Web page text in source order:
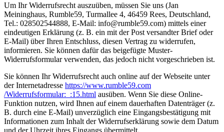
Um Ihr Widerrufsrecht auszuüben, müssen Sie uns (Jan
Meininghaus, Rumble59, Turmallee 4, 46459 Rees, Deutschland,
Tel.: 028502544888, E-Mail: info@rumble59.com) mittels einer
eindeutigen Erklärung (z. B. ein mit der Post versandter Brief oder
E-Mail) über Ihren Entschluss, diesen Vertrag zu widerrufen,
informieren. Sie können dafür das beigefügte Muster-
Widerrufsformular verwenden, das jedoch nicht vorgeschrieben ist.
Sie können Ihr Widerrufsrecht auch online auf der Webseite unter
der Internetadresse https://www.rumble59.com
/Widerrufsformular:_:15.html ausüben. Wenn Sie diese Online-
Funktion nutzen, wird Ihnen auf einem dauerhaften Datenträger (z.
B. durch eine E-Mail) unverzüglich eine Eingangsbestätigung mit
Informationen zum Inhalt der Widerrufserklärung sowie dem Datum
und der Uhrzeit ihres Eingangs übermittelt.